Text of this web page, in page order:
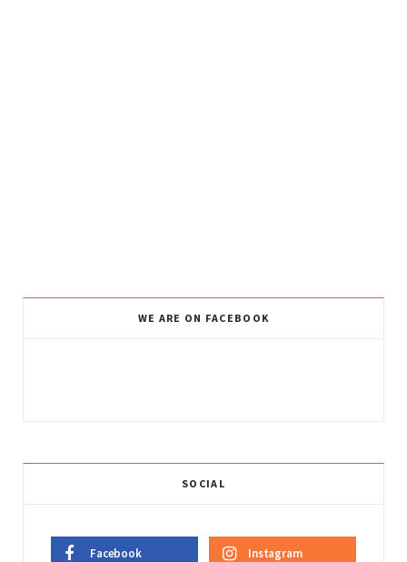
WE ARE ON FACEBOOK
SOCIAL
Facebook Instagram